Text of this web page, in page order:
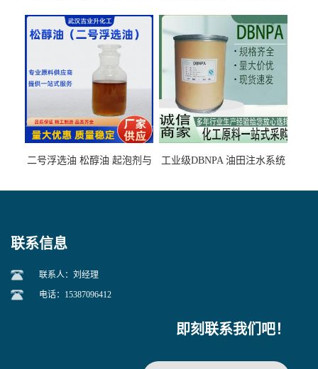
石墨矿
二号浮选油 松醇油 起泡剂与
工业级DBNPA 油田注水系统
联系信息
联系人：刘经理
电话：15387096412
即刻联系我们吧！